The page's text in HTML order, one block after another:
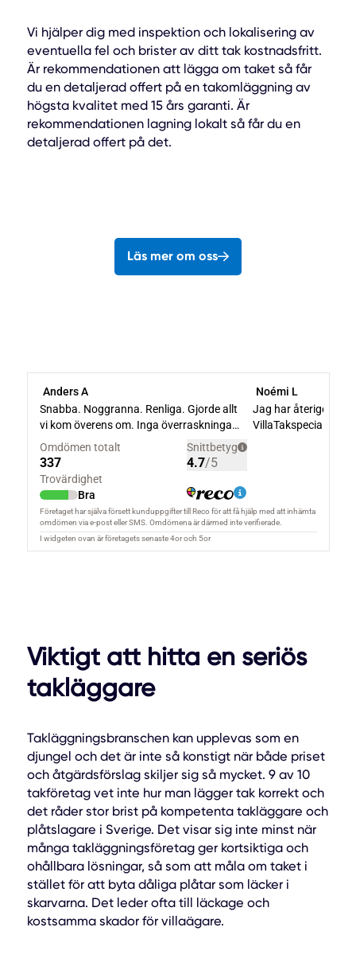
Vi hjälper dig med inspektion och lokalisering av
eventuella fel och brister av ditt tak kostnadsfritt.
Är rekommendationen att lägga om taket så får
du en detaljerad offert på en takomläggning av
högsta kvalitet med 15 års garanti. Är
rekommendationen lagning lokalt så får du en
detaljerad offert på det.
Läs mer om oss
Viktigt att hitta en seriös
takläggare
Takläggningsbranschen kan upplevas som en
djungel och det är inte så konstigt när både priset
och åtgärdsförslag skiljer sig så mycket. 9 av 10
takföretag vet inte hur man lägger tak korrekt och
det råder stor brist på kompetenta takläggare och
plåtslagare i Sverige. Det visar sig inte minst när
många takläggningsföretag ger kortsiktiga och
ohållbara lösningar, så som att måla om taket i
stället för att byta dåliga plåtar som läcker i
skarvarna. Det leder ofta till läckage och
kostsamma skador för villaägare.